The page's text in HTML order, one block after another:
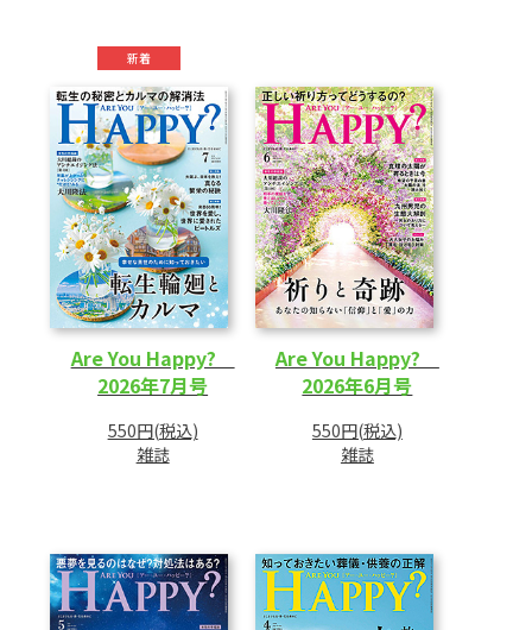
新着
Are You Happy?
2026年7月号
550円(税込)
雑誌
Are You Happy?
2026年6月号
550円(税込)
雑誌